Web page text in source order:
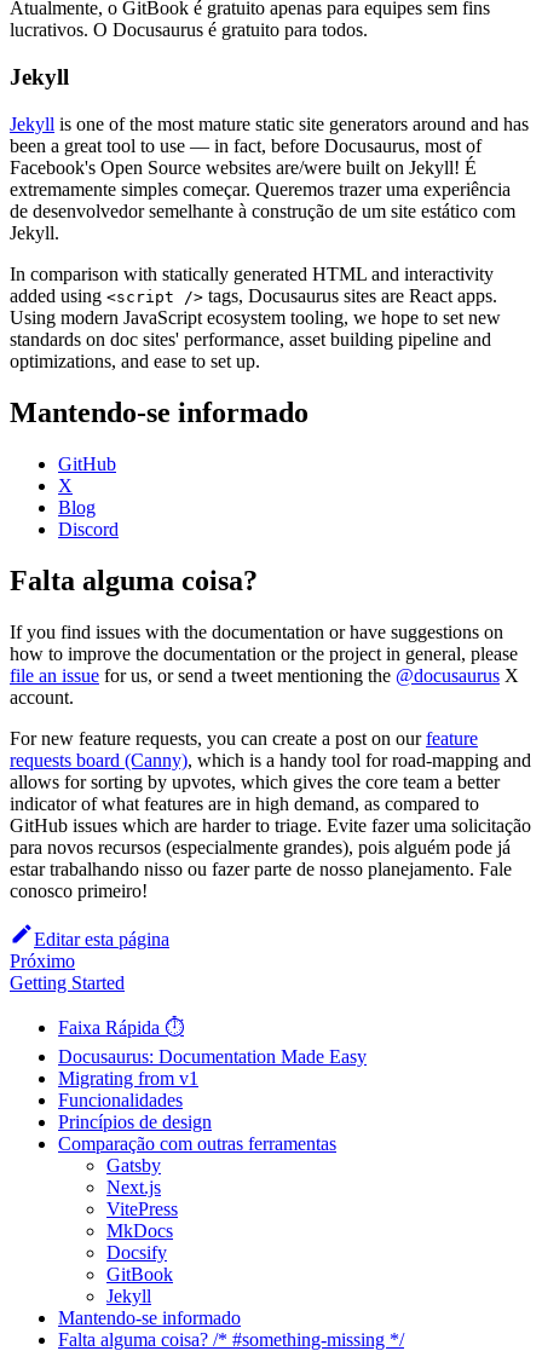
Atualmente, o GitBook é gratuito apenas para equipes sem fins
lucrativos. O Docusaurus é gratuito para todos.
Jekyll
Jekyll is one of the most mature static site generators around and has
been a great tool to use — in fact, before Docusaurus, most of
Facebook's Open Source websites are/were built on Jekyll! É
extremamente simples começar. Queremos trazer uma experiência
de desenvolvedor semelhante à construção de um site estático com
Jekyll.
In comparison with statically generated HTML and interactivity
added using <script /> tags, Docusaurus sites are React apps.
Using modern JavaScript ecosystem tooling, we hope to set new
standards on doc sites' performance, asset building pipeline and
optimizations, and ease to set up.
Mantendo-se informado
GitHub
X
Blog
Discord
Falta alguma coisa?
If you find issues with the documentation or have suggestions on
how to improve the documentation or the project in general, please
file an issue for us, or send a tweet mentioning the @docusaurus X
account.
For new feature requests, you can create a post on ourfeature
requests board (Canny), which is a handy tool for road-mapping and
allows for sorting by upvotes, which gives the core team a better
indicator of what features are in high demand, as compared to
GitHub issues which are harder to triage. Evite fazer uma solicitação
para novos recursos (especialmente grandes), pois alguém pode já
estar trabalhando nisso ou fazer parte de nosso planejamento. Fale
conosco primeiro!
Editar esta página
Próximo
Getting Started
Faixa Rápida ⏱️
Docusaurus: Documentation Made Easy
Migrating from v1
Funcionalidades
Princípios de design
Comparação com outras ferramentas
Gatsby
Next.js
VitePress
MkDocs
Docsify
GitBook
Jekyll
Mantendo-se informado
Falta alguma coisa? /* #something-missing */